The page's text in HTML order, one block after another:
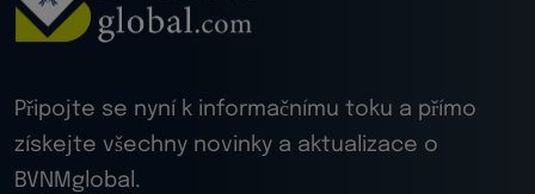
Připojte se nyní k informačnímu toku a přímo
získejte všechny novinky a aktualizace o
BVNMglobal.